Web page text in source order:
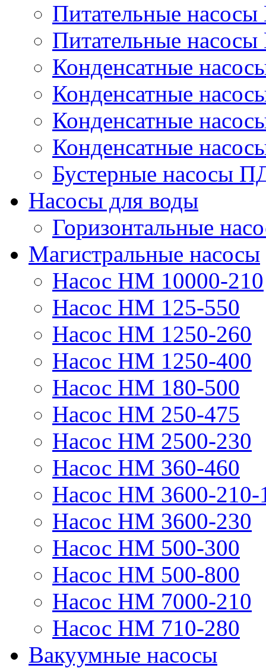
Питательные
Питательные
Конденсатные
Конденсатные
Конденсатные
Конденсатные
Бустерные насосы
Насосы для воды
Горизонтальные
Магистральные насосы
Насос НМ 10000-210
Насос НМ 125-550
Насос НМ 1250-260
Насос НМ 1250-400
Насос НМ 180-500
Насос НМ 250-475
Насос НМ 2500-230
Насос НМ 360-460
Насос НМ 3600-210-
Насос НМ 3600-230
Насос НМ 500-300
Насос НМ 500-800
Насос НМ 7000-210
Насос НМ 710-280
Вакуумные насосы